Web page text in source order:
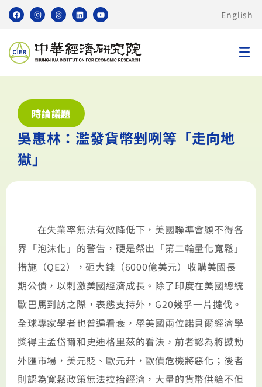
English
時論議題
吳惠林：濫發貨幣剉咧等「走向地
獄」
在失業率無法有效降低下，美國聯準會顧不得各
界「泡沫化」的警告，硬是祭出「第二輪量化寬鬆」
措施（QE2），砸大錢（6000億美元）收購美國長
期公債，以刺激美國經濟成長。除了印度在美國總統
歐巴馬到訪之際，表態支持外，G20幾乎一片撻伐。
全球專家學者也普遍看衰，舉美國兩位諾貝爾經濟學
獎得主孟岱爾和史迪格里茲的看法，前者認為將撼動
外匯市場，美元貶、歐元升，歐債危機將惡化；後者
則認為寬鬆政策無法拉抬經濟，大量的貨幣供給不但